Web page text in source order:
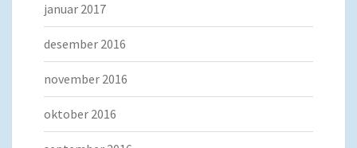
januar 2017
desember 2016
november 2016
oktober 2016